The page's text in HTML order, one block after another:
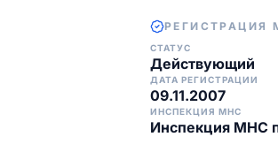
РЕГИСТРАЦИЯ
СТАТУС
Действующий
ДАТА РЕГИСТРАЦИИ
09.11.2007
ИНСПЕКЦИЯ МНС
Инспекция МНС